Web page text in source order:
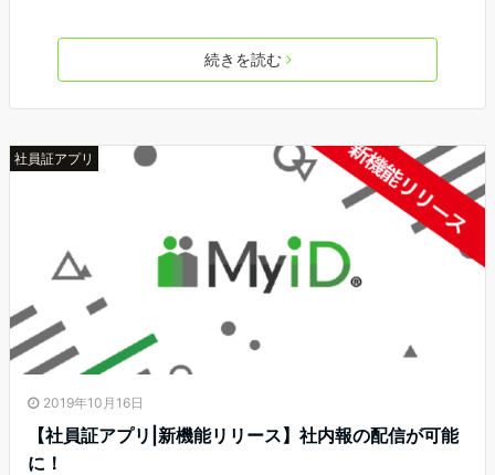
続きを読む
社員証アプリ
2019年10月16日
【社員証アプリ|新機能リリース】社内報の配信が可能
に！